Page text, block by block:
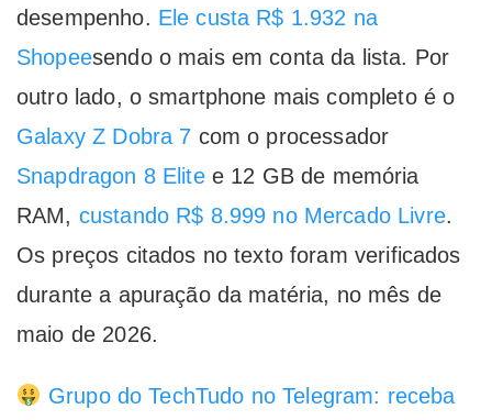
desempenho. Ele custa R$ 1.932 na
Shopeesendo o mais em conta da lista. Por
outro lado, o smartphone mais completo é o
Galaxy Z Dobra 7 com o processador
Snapdragon 8 Elitee 12 GB de memória
RAM, custando R$ 8.999 no Mercado Livre.
Os preços citados no texto foram verificados
durante a apuração da matéria, no mês de
maio de 2026.
Grupo do TechTudo no Telegram: receba